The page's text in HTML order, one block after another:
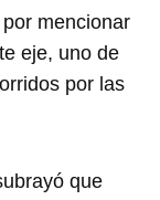
mencionar
eje, uno de
por las
que